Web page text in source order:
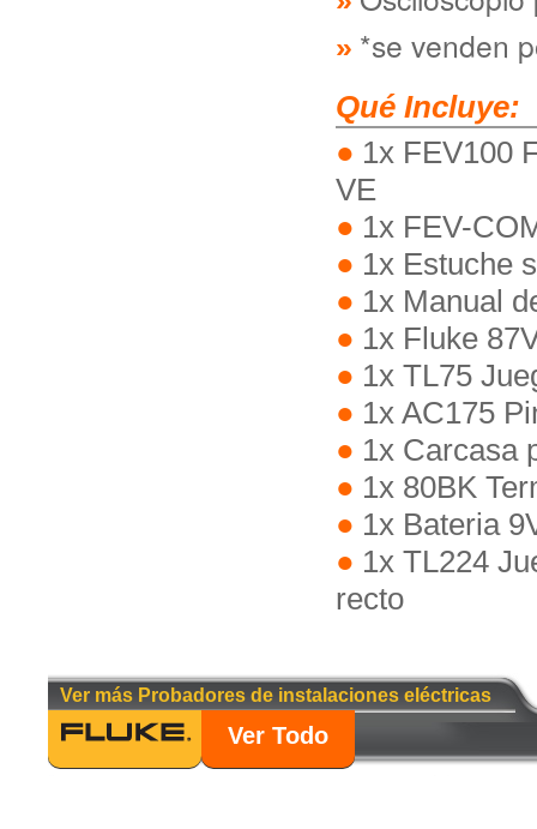
*se venden
Qué Incluye:
1x FEV100
VE
1x FEV-
1x Estuche
1x Manual
1x Fluke
1x TL75
1x AC175
1x Carcasa
1x 80BK
1x Bateria
1x TL224
recto
Ver más Probadores de instalaciones eléctricas
Ver Todo